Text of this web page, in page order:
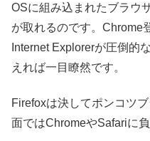
OSに組み込まれたブラウ
が取れるのです。Chrome
Internet Explorerが圧倒的
えれば一目瞭然です。
Firefoxは決してポンコツ
面ではChromeやSafariに